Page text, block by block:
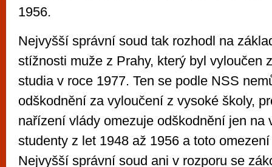
1956.
Nejvyšší správní soud tak rozhodl na
stížnosti muže z Prahy, který byl vyloučen
studia v roce 1977. Ten se podle NSS
odškodnění za vyloučení z vysoké školy,
nařízení vlády omezuje odškodnění jen na
studenty z let 1948 až 1956 a toto
Nejvyšší správní soud ani v rozporu se